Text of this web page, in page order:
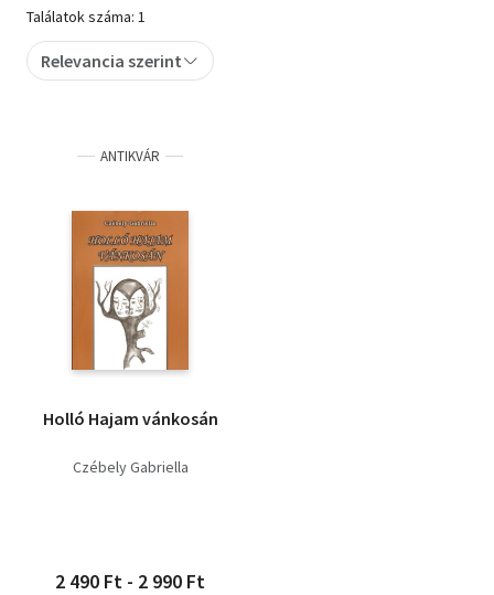
Művészet
Szakkönyv
Tankönyv, segédkönyv
Társadalomtudomány
Természettudomány
Történelem
Találatok száma: 1
Relevancia szerint
ANTIKVÁR
Holló Hajam vánkosán
Czébely Gabriella
2 490 Ft - 2 990 Ft